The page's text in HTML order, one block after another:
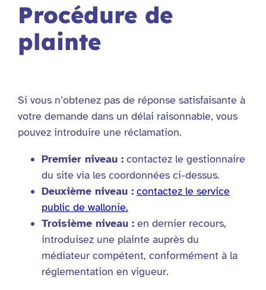
Procédure de
plainte
Si vous n’obtenez pas de réponse satisfaisante à
votre demande dans un délai raisonnable, vous
pouvez introduire une réclamation.
Premier niveau : contactez le gestionnaire
du site via les coordonnées ci-dessus.
Deuxième niveau : contactez le service
public de wallonie.
Troisième niveau : en dernier recours,
introduisez une plainte auprès du
médiateur compétent, conformément à la
réglementation en vigueur.